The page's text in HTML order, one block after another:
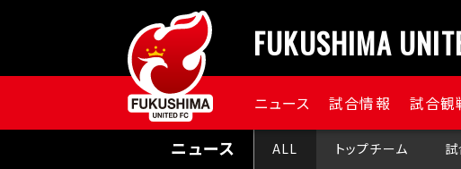
FUKUSHIMA
ニュース 試合情報 試合観
ニュース ALL トップチーム